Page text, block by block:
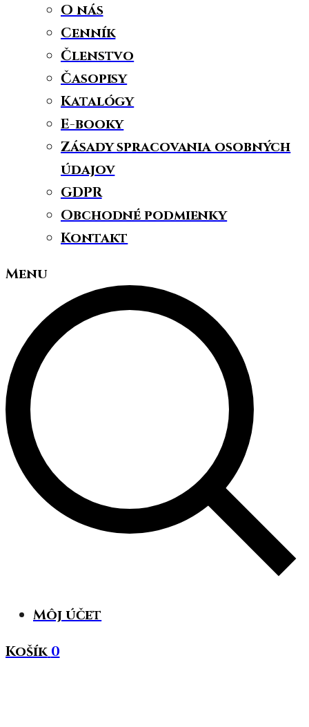
O nás
Cenník
Členstvo
Časopisy
Katalógy
E-booky
Zásady spracovania osobných
údajov
GDPR
Obchodné podmienky
Kontakt
Menu
Môj účet
Košík 0